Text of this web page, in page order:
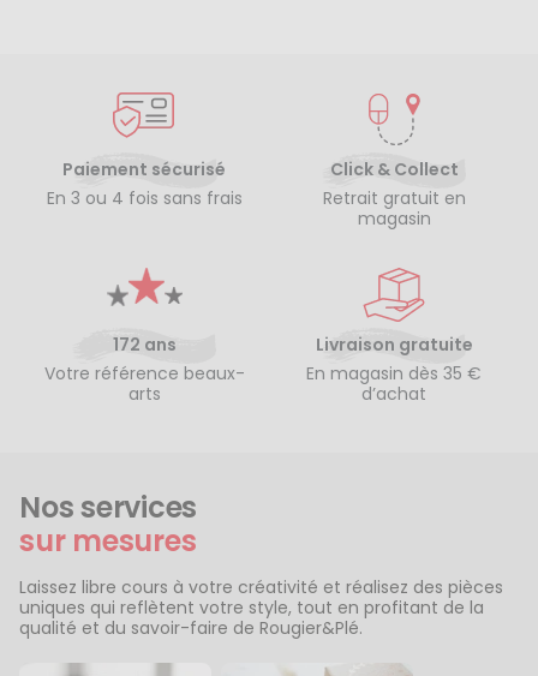
Paiement sécurisé
En 3 ou 4 fois sans frais
Click & Collect
Retrait gratuit en
magasin
172 ans
Votre référence beaux-
arts
Livraison gratuite
En magasin dès 35 €
d’achat
Nos services
sur mesures
Laissez libre cours à votre créativité et réalisez des pièces
uniques qui reflètent votre style, tout en profitant de la
qualité et du savoir-faire de Rougier&Plé.